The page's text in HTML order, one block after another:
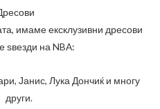
имаме ексклузивни дресови
ѕвезди на NBA:
Јанис, Лука Дончиќ и многу
други.